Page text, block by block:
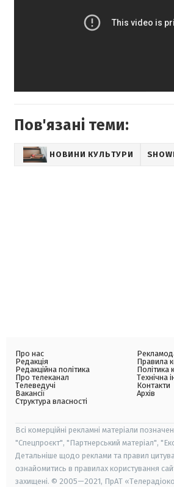
Пов'язані теми:
НОВИНИ КУЛЬТУРИ
Про нас
Редакція
Редакційна політика
Про телеканал
Телеведучі
Вакансії
Структура власності
Правила
Політика
Технічна
Контакти
Архів
Всі комерційні рекламні матеріали
"Спецпроєкт", "Партнерський матеріал",
Детальніше щодо реклами та правил
ознайомитись в правилах користування
захищені. © 2005—2021, ПрАТ